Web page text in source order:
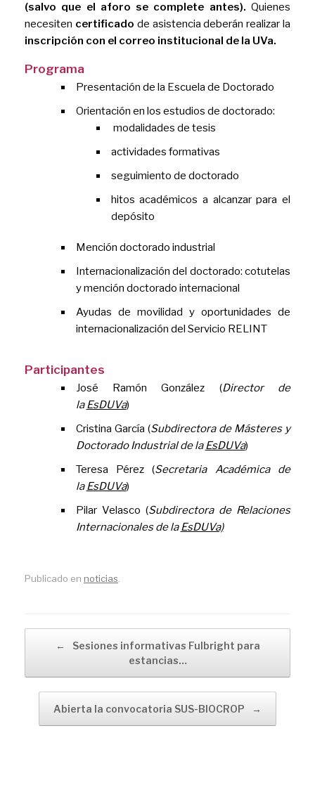
(salvo que el aforo se complete antes). Quienes
necesiten certificado de asistencia deberán realizar la
inscripción con el correo institucional de la UVa.
Programa
Presentación de la Escuela de Doctorado
Orientación en los estudios de doctorado:
modalidades de tesis
actividades formativas
seguimiento de doctorado
hitos académicos a alcanzar para el
depósito
Mención doctorado industrial
Internacionalización del doctorado: cotutelas
y mención doctorado internacional
Ayudas de movilidad y oportunidades de
internacionalización del Servicio RELINT
Participantes
José Ramón González (Director de
laEsDUVa)
Cristina García (Subdirectora de Másteres y
Doctorado Industrialde laEsDUVa)
Teresa Pérez (Secretaria Académica de
laEsDUVa)
Pilar Velasco (Subdirectora de Relaciones
Internacionales de laEsDUVa)
Publicado en noticias
←
Sesiones informativas Fulbright para
estancias…
Abierta la convocatoria SUS-BIOCROP →